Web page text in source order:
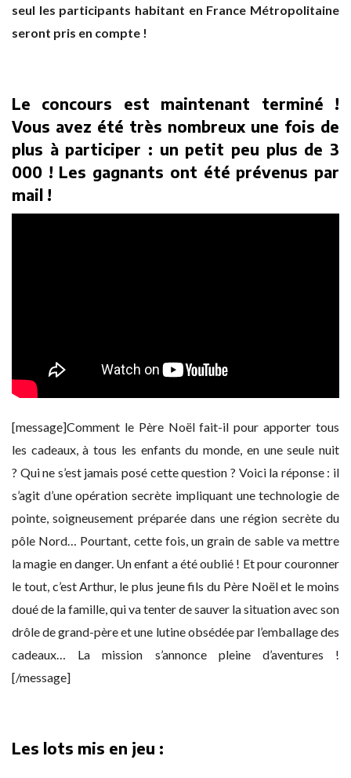
seul les participants habitant en France Métropolitaine
seront pris en compte !
Le concours est maintenant terminé !
Vous avez été très nombreux une fois de
plus à participer : un petit peu plus de 3
000 ! Les gagnants ont été prévenus par
mail !
[message]Comment le Père Noël fait-il pour apporter tous
les cadeaux, à tous les enfants du monde, en une seule nuit
? Qui ne s’est jamais posé cette question ? Voici la réponse : il
s’agit d’une opération secrète impliquant une technologie de
pointe, soigneusement préparée dans une région secrète du
pôle Nord… Pourtant, cette fois, un grain de sable va mettre
la magie en danger. Un enfant a été oublié ! Et pour couronner
le tout, c’est Arthur, le plus jeune fils du Père Noël et le moins
doué de la famille, qui va tenter de sauver la situation avec son
drôle de grand-père et une lutine obsédée par l’emballage des
cadeaux… La mission s’annonce pleine d’aventures !
[/message]
Les lots mis en jeu :